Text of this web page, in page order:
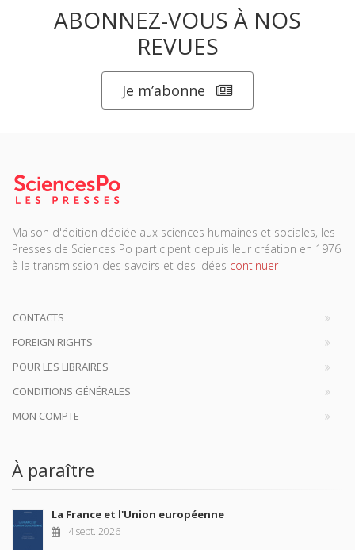
ABONNEZ-VOUS À NOS
REVUES
Je m’abonne
Maison d'édition dédiée aux sciences humaines et sociales, les
Presses de Sciences Po participent depuis leur création en 1976
à la transmission des savoirs et des idées continuer
CONTACTS
FOREIGN RIGHTS
POUR LES LIBRAIRES
CONDITIONS GÉNÉRALES
MON COMPTE
À paraître
La France et l'Union européenne
4 sept. 2026